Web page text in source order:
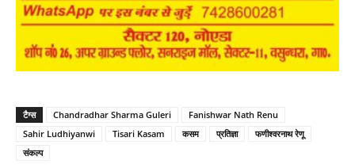
टैग्स Chandradhar Sharma Guleri
Fanishwar Nath Renu
Sahir Ludhiyanwi
Tisari Kasam कसम प्रतिज्ञा
फणीश्वरनाथ रेणू
संकल्प